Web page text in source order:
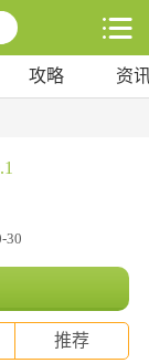
攻略 资
30
推荐